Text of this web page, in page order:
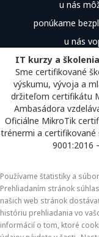
u nás
ponúkame
u nás
IT kurzy a
Sme certifikované
výskumu, vývoja a
držiteľom certifikátu
Ambasádora
Oficiálne MikroTik
trénermi ​​​​​​​​​​a certifikované
9001:2016
Používame štatistiky a
Prehliadaním stránok
našich web stránok
históriu prehliadania vo
informácií o tom, ktoré